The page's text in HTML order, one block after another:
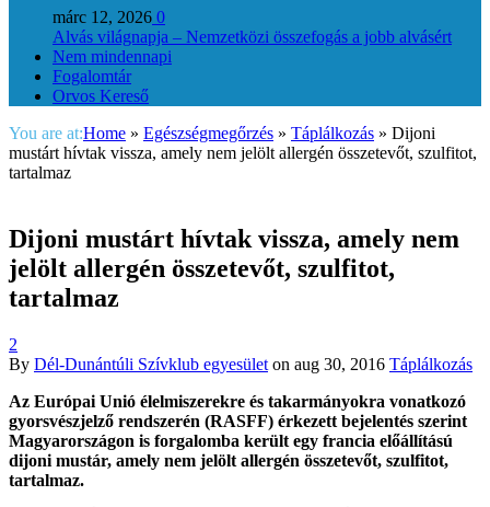
márc 12, 2026 0
Alvás világnapja – Nemzetközi összefogás a jobb alvásért
Nem mindennapi
Fogalomtár
Orvos Kereső
You are at:Home » Egészségmegőrzés » Táplálkozás » Dijoni
mustárt hívtak vissza, amely nem jelölt allergén összetevőt, szulfitot,
tartalmaz
Dijoni mustárt hívtak vissza, amely nem
jelölt allergén összetevőt, szulfitot,
tartalmaz
2
By Dél-Dunántúli Szívklub egyesület on aug 30, 2016 Táplálkozás
Az Európai Unió élelmiszerekre és takarmányokra vonatkozó
gyorsvészjelző rendszerén (RASFF) érkezett bejelentés szerint
Magyarországon is forgalomba került egy francia előállítású
dijoni mustár, amely nem jelölt allergén összetevőt, szulfitot,
tartalmaz.